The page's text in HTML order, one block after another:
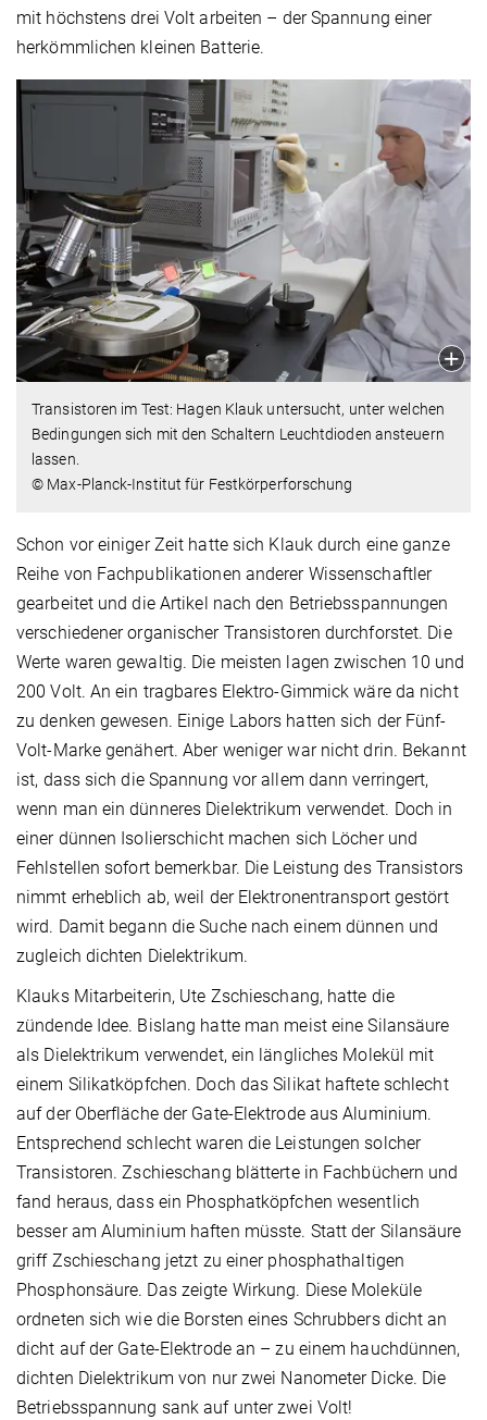
mit höchstens drei Volt arbeiten – der Spannung einer
herkömmlichen kleinen Batterie.
Transistoren im Test: Hagen Klauk untersucht, unter welchen
Bedingungen sich mit den Schaltern Leuchtdioden ansteuern
lassen.
© Max-Planck-Institut für Festkörperforschung
Schon vor einiger Zeit hatte sich Klauk durch eine ganze
Reihe von Fachpublikationen anderer Wissenschaftler
gearbeitet und die Artikel nach den Betriebsspannungen
verschiedener organischer Transistoren durchforstet. Die
Werte waren gewaltig. Die meisten lagen zwischen 10 und
200 Volt. An ein tragbares Elektro-Gimmick wäre da nicht
zu denken gewesen. Einige Labors hatten sich der Fünf-
Volt-Marke genähert. Aber weniger war nicht drin. Bekannt
ist, dass sich die Spannung vor allem dann verringert,
wenn man ein dünneres Dielektrikum verwendet. Doch in
einer dünnen Isolierschicht machen sich Löcher und
Fehlstellen sofort bemerkbar. Die Leistung des Transistors
nimmt erheblich ab, weil der Elektronentransport gestört
wird. Damit begann die Suche nach einem dünnen und
zugleich dichten Dielektrikum.
Klauks Mitarbeiterin, Ute Zschieschang, hatte die
zündende Idee. Bislang hatte man meist eine Silansäure
als Dielektrikum verwendet, ein längliches Molekül mit
einem Silikatköpfchen. Doch das Silikat haftete schlecht
auf der Oberfläche der Gate-Elektrode aus Aluminium.
Entsprechend schlecht waren die Leistungen solcher
Transistoren. Zschieschang blätterte in Fachbüchern und
fand heraus, dass ein Phosphatköpfchen wesentlich
besser am Aluminium haften müsste. Statt der Silansäure
griff Zschieschang jetzt zu einer phosphathaltigen
Phosphonsäure. Das zeigte Wirkung. Diese Moleküle
ordneten sich wie die Borsten eines Schrubbers dicht an
dicht auf der Gate-Elektrode an – zu einem hauchdünnen,
dichten Dielektrikum von nur zwei Nanometer Dicke. Die
Betriebsspannung sank auf unter zwei Volt!